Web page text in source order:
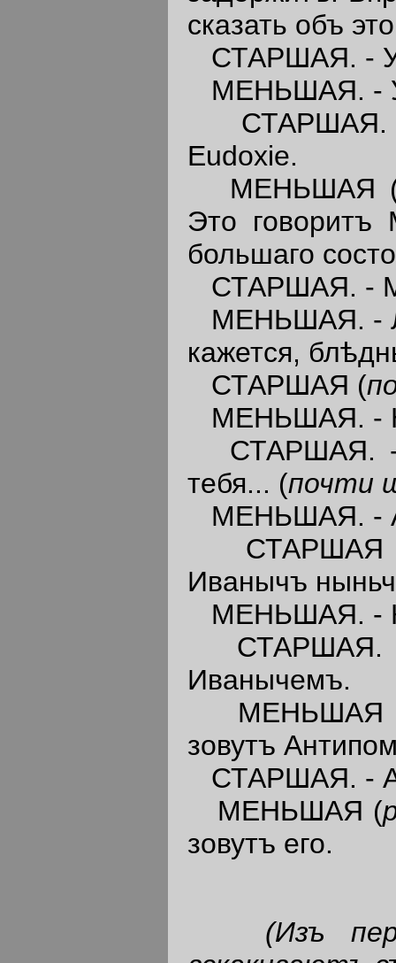
сказать объ
СТАРШАЯ. - У
МЕНЬШАЯ. - У
СТАРШАЯ. -
Eudoxie.
МЕНЬШАЯ
Это
большаго
СТАРШАЯ. -
МЕНЬШАЯ. -
кажется,
СТАРШАЯ (
МЕНЬШАЯ. -
СТАРШАЯ. -
тебя... (почти
МЕНЬШАЯ. -
СТАРШАЯ
Иванычъ
МЕНЬШАЯ. -
СТАРШАЯ. -
Иванычемъ.
МЕНЬШАЯ
зовутъ
СТАРШАЯ. -
МЕНЬШАЯ (
зовутъ его.
(Изъ